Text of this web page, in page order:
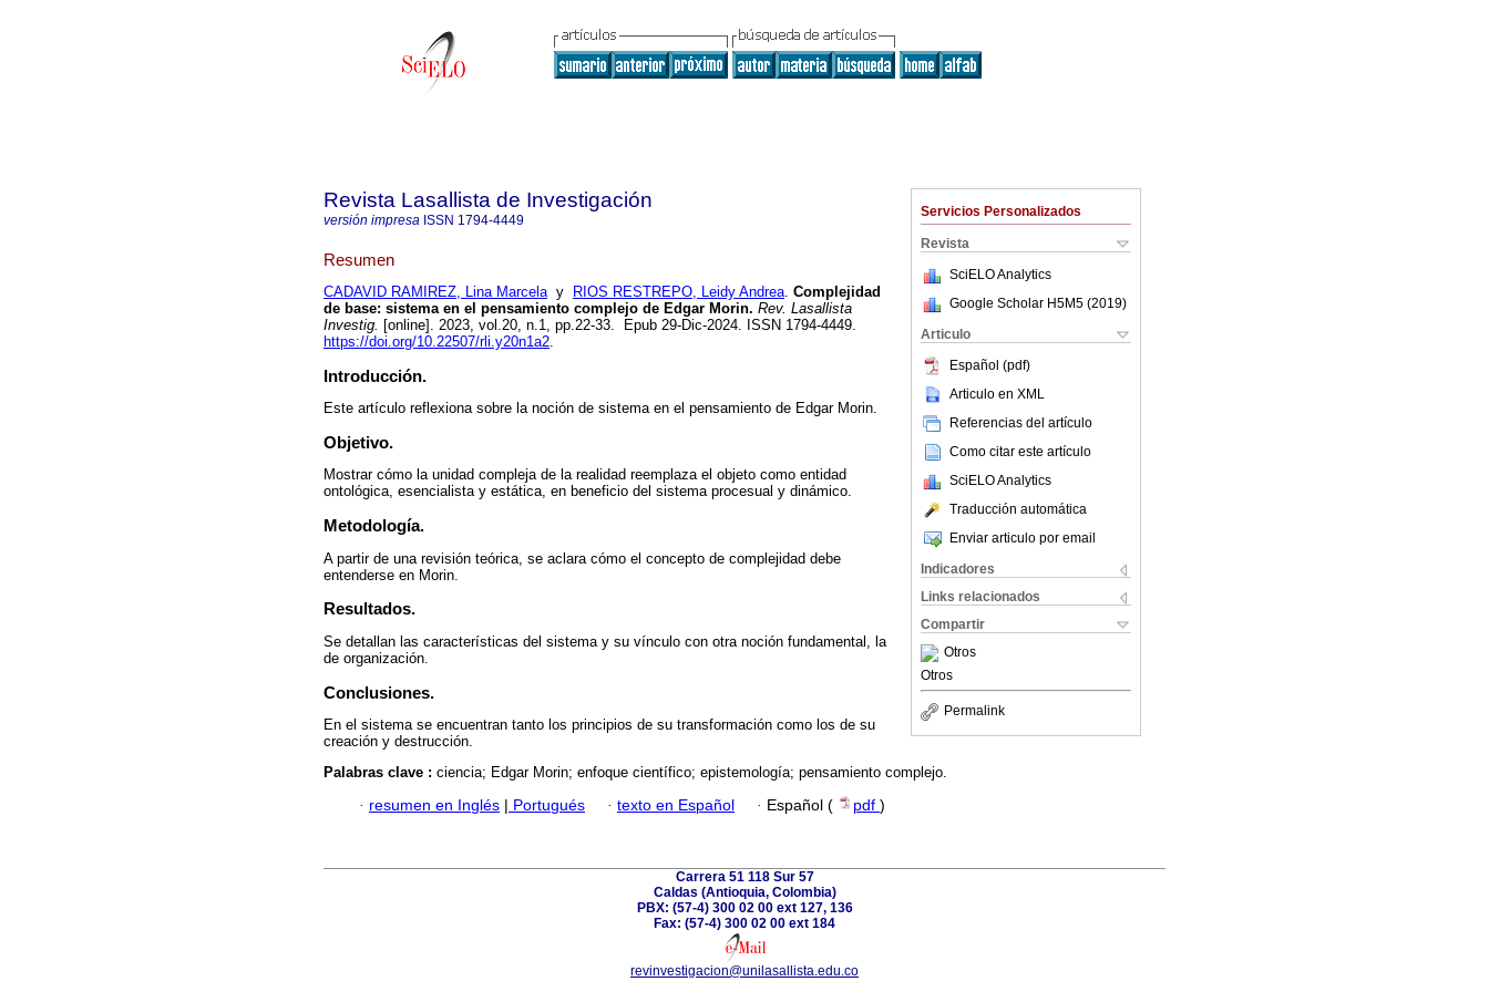
Servicios Personalizados
Revista
SciELO Analytics
Google Scholar H5M5 (2019)
Articulo
Español (pdf)
Articulo en XML
Referencias del artículo
Como citar este artículo
SciELO Analytics
Traducción automática
Enviar articulo por email
Indicadores
Links relacionados
Compartir
Otros
Otros
Permalink
Revista Lasallista de Investigación
versión impresa ISSN 1794-4449
Resumen
CADAVID RAMIREZ, Lina Marcelay RIOS RESTREPO, Leidy Andrea. Complejidad
de base: sistema en el pensamiento complejo de Edgar Morin. Rev. Lasallista
Investig. [online]. 2023, vol.20, n.1, pp.22-33. Epub 29-Dic-2024. ISSN 1794-4449.
https://doi.org/10.22507/rli.y20n1a2.
Introducción.
Este artículo reflexiona sobre la noción de sistema en el pensamiento de Edgar Morin.
Objetivo.
Mostrar cómo la unidad compleja de la realidad reemplaza el objeto como entidad
ontológica, esencialista y estática, en beneficio del sistema procesual y dinámico.
Metodología.
A partir de una revisión teórica, se aclara cómo el concepto de complejidad debe
entenderse en Morin.
Resultados.
Se detallan las características del sistema y su vínculo con otra noción fundamental, la
de organización.
Conclusiones.
En el sistema se encuentran tanto los principios de su transformación como los de su
creación y destrucción.
Palabras clave : ciencia; Edgar Morin; enfoque científico; epistemología; pensamiento complejo.
· resumen en Inglés Portugués · texto en Español · Español ( pdf )
Carrera 51 118 Sur 57
Caldas (Antioquia, Colombia)
PBX: (57-4) 300 02 00 ext 127, 136
Fax: (57-4) 300 02 00 ext 184
revinvestigacion@unilasallista.edu.co